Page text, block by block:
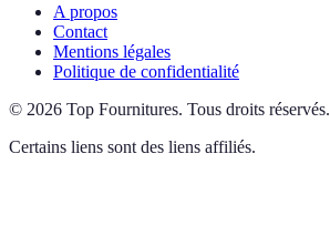
A propos
Contact
Mentions légales
Politique de confidentialité
© 2026 Top Fournitures. Tous droits réservés.
Certains liens sont des liens affiliés.